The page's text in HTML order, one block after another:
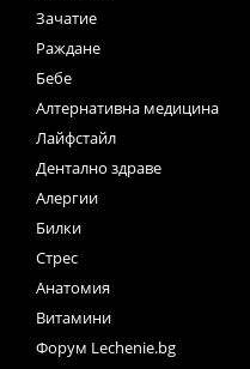
Зачатие
Раждане
Бебе
Алтернативна медицина
Лайфстайл
Дентално здраве
Алергии
Билки
Стрес
Анатомия
Витамини
Форум Lechenie.bg